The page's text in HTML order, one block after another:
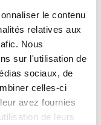
le contenu
relatives aux
Nous
sur l'utilisation de
sociaux, de
celles-ci
avez fournies
de leurs
l’approche
ne se
Les liens
la taille et la